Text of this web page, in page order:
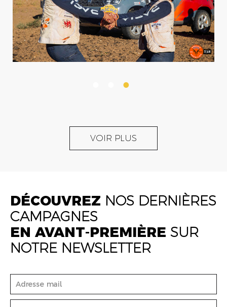
VOIR PLUS
DÉCOUVREZ NOS DERNIÈRES
CAMPAGNES
EN AVANT-PREMIÈRE SUR
NOTRE NEWSLETTER